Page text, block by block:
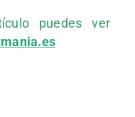
puedes ver